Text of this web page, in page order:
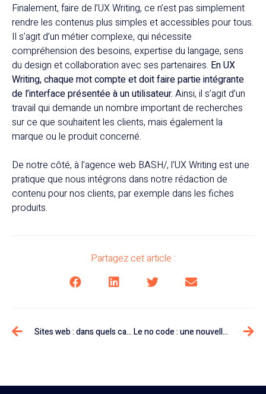
Finalement, faire de l’UX Writing, ce n’est pas simplement
rendre les contenus plus simples et accessibles pour tous.
Il s’agit d’un métier complexe, qui nécessite
compréhension des besoins, expertise du langage, sens
du design et collaboration avec ses partenaires. En UX
Writing, chaque mot compte et doit faire partie intégrante
de l’interface présentée à un utilisateur. Ainsi, il s’agit d’un
travail qui demande un nombre important de recherches
sur ce que souhaitent les clients, mais également la
marque ou le produit concerné.
De notre côté, à l’agence web BASH/, l’UX Writing est une
pratique que nous intégrons dans notre rédaction de
contenu pour nos clients, par exemple dans les fiches
produits.
Partagez cet article :
Sites web : dans quels cas utiliser WordPress ? Le no code : une nouvelle façon de programmer sur le web